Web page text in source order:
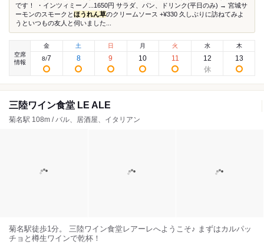
です！ ・インツィミーノ...1650円 サラダ、パン、ドリンク(平日のみ) → 宮城サ
ーモンのスモークとほうれん草のクリームソース +¥330 久しぶりに訪ねてみよ
うといつもの友人と伺いました...
空席
情報
金
8/7
土
8
日
9
月
10
火
11
水
12
木
13
三陸ワイン食堂 LE ALE
菊名駅 108m / バル、居酒屋、イタリアン
菊名駅徒歩1分。 三陸ワイン食堂レアーレへようこそ♪ まずはカルパッ
チョと樽生ワインで乾杯！